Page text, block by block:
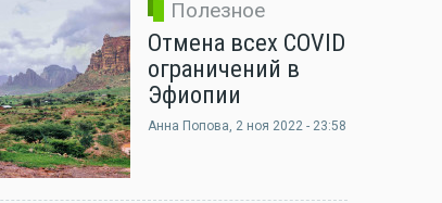
Полезное
Отмена всех COVID
ограничений в
Эфиопии
Анна Попова, 2 ноя 2022 - 23:58